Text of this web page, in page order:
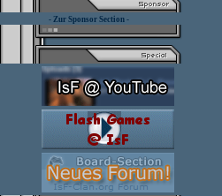
- Zur Sponsor Section -